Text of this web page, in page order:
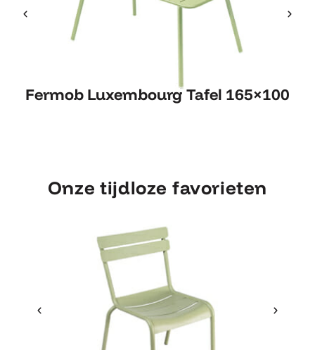
Fermob Luxembourg Tafel 165×100
Fermob Luxembourg Tafel
165×100
Onze tijdloze favorieten